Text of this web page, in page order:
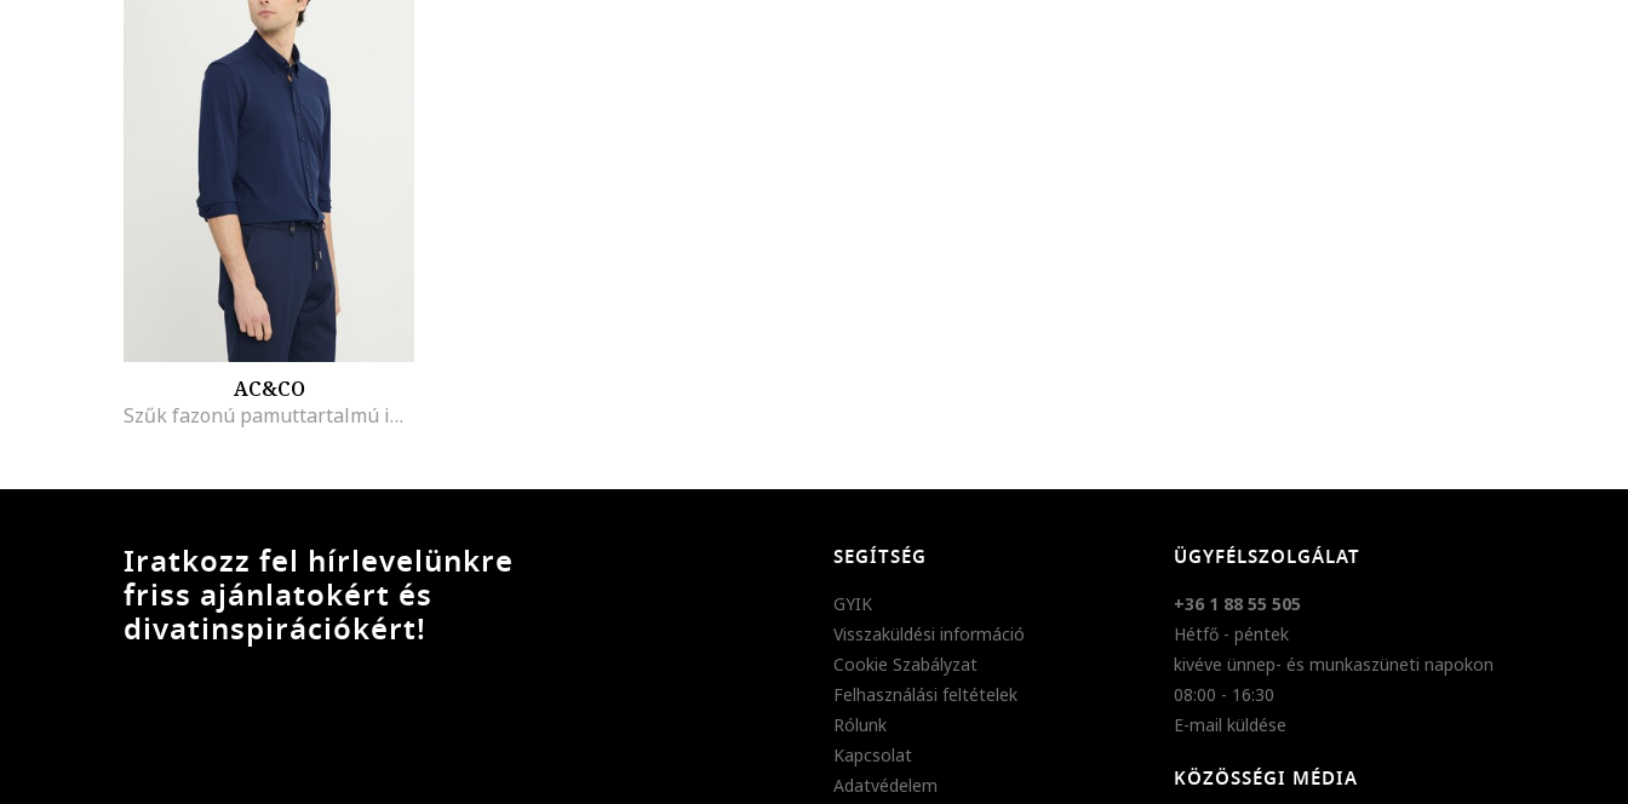
AC&CO
Szűk fazonú pamuttartalmú ing, Pasztellkék
Iratkozz fel hírlevelünkre
friss ajánlatokért és
divatinspirációkért!
SEGÍTSÉG
GYIK
Visszaküldési információ
Cookie Szabályzat
Felhasználási feltételek
Rólunk
Kapcsolat
Adatvédelem
ÜGYFÉLSZOLGÁLAT
+36 1 88 55 505
Hétfő - péntek
kivéve ünnep- és munkaszüneti napokon
08:00 - 16:30
E-mail küldése
KÖZÖSSÉGI MÉDIA